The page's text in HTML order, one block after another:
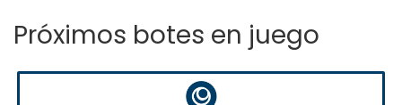
Próximos botes en juego